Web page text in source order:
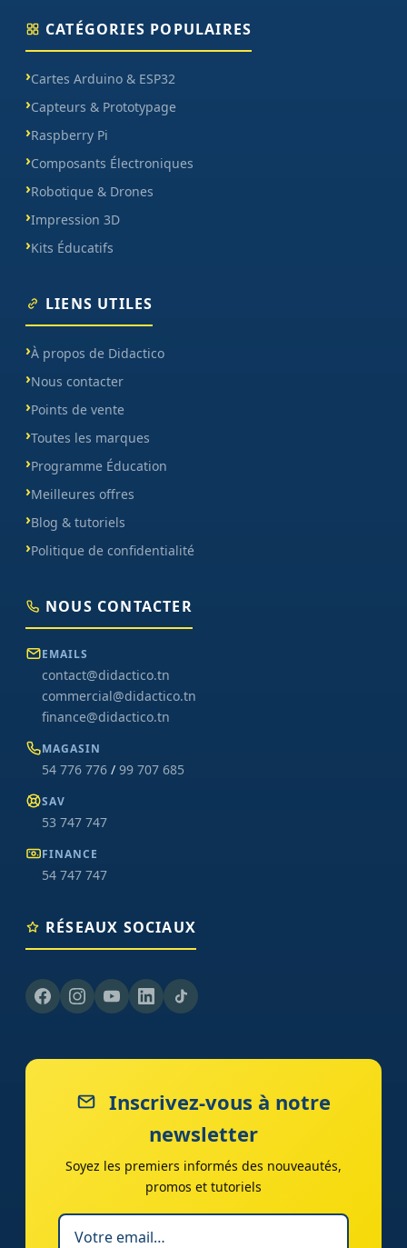
CATÉGORIES POPULAIRES
Cartes Arduino & ESP32
Capteurs & Prototypage
Raspberry Pi
Composants Électroniques
Robotique & Drones
Impression 3D
Kits Éducatifs
LIENS UTILES
À propos de Didactico
Nous contacter
Points de vente
Toutes les marques
Programme Éducation
Meilleures offres
Blog & tutoriels
Politique de confidentialité
NOUS CONTACTER
EMAILS
contact@didactico.tn
commercial@didactico.tn
finance@didactico.tn
MAGASIN
54 776 776 / 99 707 685
SAV
53 747 747
FINANCE
54 747 747
RÉSEAUX SOCIAUX
Inscrivez-vous à notre
newsletter
Soyez les premiers informés des nouveautés,
promos et tutoriels